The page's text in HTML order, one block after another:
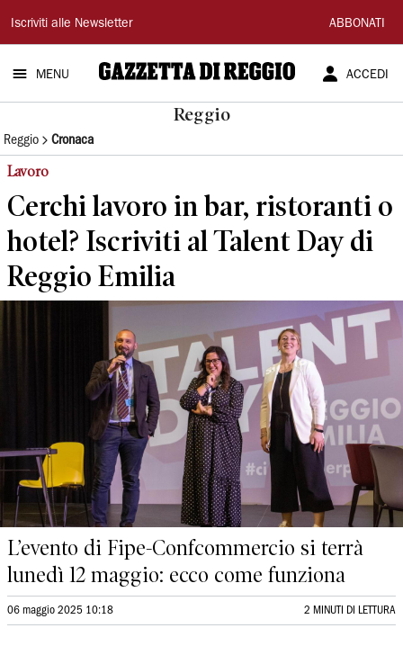
Gazzetta
di
Reggio
Iscriviti alle Newsletter ABBONATI
MENU ACCEDI
Reggio
Reggio Cronaca
Lavoro
Cerchi lavoro in bar, ristoranti o
hotel? Iscriviti al Talent Day di
Reggio Emilia
L’evento di Fipe-Confcommercio si terrà
lunedì 12 maggio: ecco come funziona
06 maggio 2025 10:18 2 MINUTI DI LETTURA